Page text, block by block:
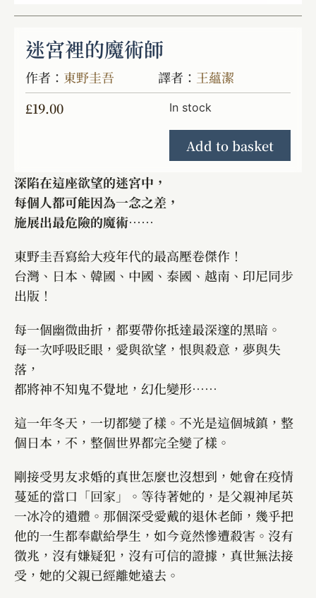
迷宮裡的魔術師
作者： 東野圭吾 譯者： 王蘊潔
£19.00 In stock
Add to basket
深陷在這座欲望的迷宮中，
每個人都可能因為一念之差，
施展出最危險的魔術……
東野圭吾寫給大疫年代的最高壓卷傑作！
台灣、日本、韓國、中國、泰國、越南、印尼同步
出版！
每一個幽微曲折，都要帶你抵達最深邃的黑暗。
每一次呼吸眨眼，愛與欲望，恨與殺意，夢與失
落，
都將神不知鬼不覺地，幻化變形……
這一年冬天，一切都變了樣。不光是這個城鎮，整
個日本，不，整個世界都完全變了樣。
剛接受男友求婚的真世怎麼也沒想到，她會在疫情
蔓延的當口「回家」。等待著她的，是父親神尾英
一冰冷的遺體。那個深受愛戴的退休老師，幾乎把
他的一生都奉獻給學生，如今竟然慘遭殺害。沒有
徵兆，沒有嫌疑犯，沒有可信的證據，真世無法接
受，她的父親已經離她遠去。